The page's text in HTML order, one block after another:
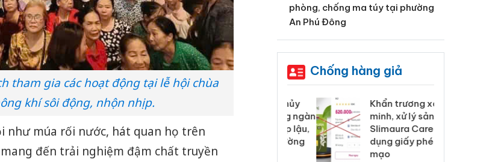
tham gia các hoạt động tại lễ hội chùa
khí sôi động, nhộn nhịp.
như múa rối nước, hát quan họ trên
đến trải nghiệm đậm chất truyền
phòng, chống ma túy tại phường
An Phú Đông
Chống hàng giả
sản phẩm nhập lậu,
kinh doanh
Khẩn trương xác
minh, xử lý sản phẩm
Slimaura Care x3 sử
dụng giấy phép giả
mạo